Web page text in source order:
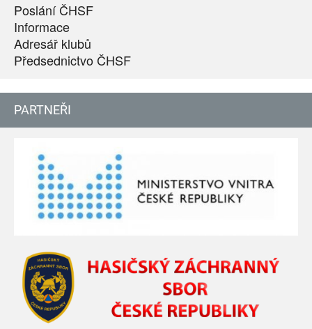
Poslání ČHSF
Informace
Adresář klubů
Předsednictvo ČHSF
PARTNEŘI